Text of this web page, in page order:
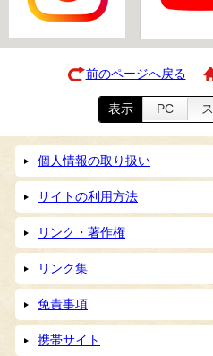
前のページへ戻る
表示 PC
個人情報の取り扱い
サイトの利用方法
リンク・著作権
リンク集
免責事項
携帯サイト